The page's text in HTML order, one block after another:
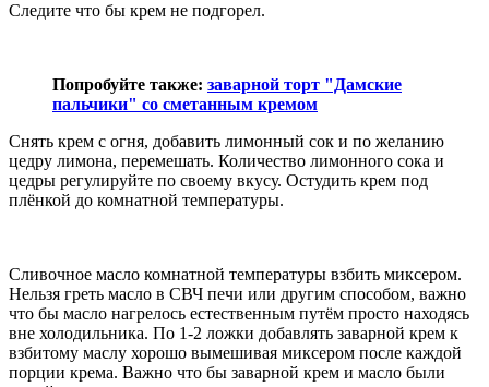
Следите что бы крем не подгорел.
Попробуйте также: заварной торт "Дамские
пальчики" со сметанным кремом
Снять крем с огня, добавить лимонный сок и по желанию
цедру лимона, перемешать. Количество лимонного сока и
цедры регулируйте по своему вкусу. Остудить крем под
плёнкой до комнатной температуры.
Сливочное масло комнатной температуры взбить миксером.
Нельзя греть масло в СВЧ печи или другим способом, важно
что бы масло нагрелось естественным путём просто находясь
вне холодильника. По 1-2 ложки добавлять заварной крем к
взбитому маслу хорошо вымешивая миксером после каждой
порции крема. Важно что бы заварной крем и масло были